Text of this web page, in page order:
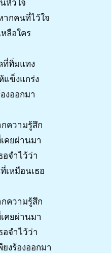
หัวใจ
ากคนที่ไว้ใจ
หลือใคร
ที่ทิ่มแทง
แข็งแกร่ง
งออกมา
กความรู้สึก
คยผ่านมา
อจำไว้ว่า
เหมือนเธอ
กความรู้สึก
คยผ่านมา
อจำไว้ว่า
งร้องออกมา